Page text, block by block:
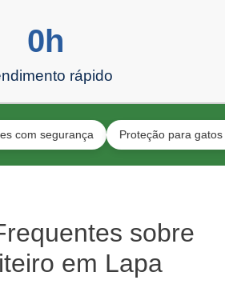
rápido
0h
Proteção para gatos e
sobre
em Lapa